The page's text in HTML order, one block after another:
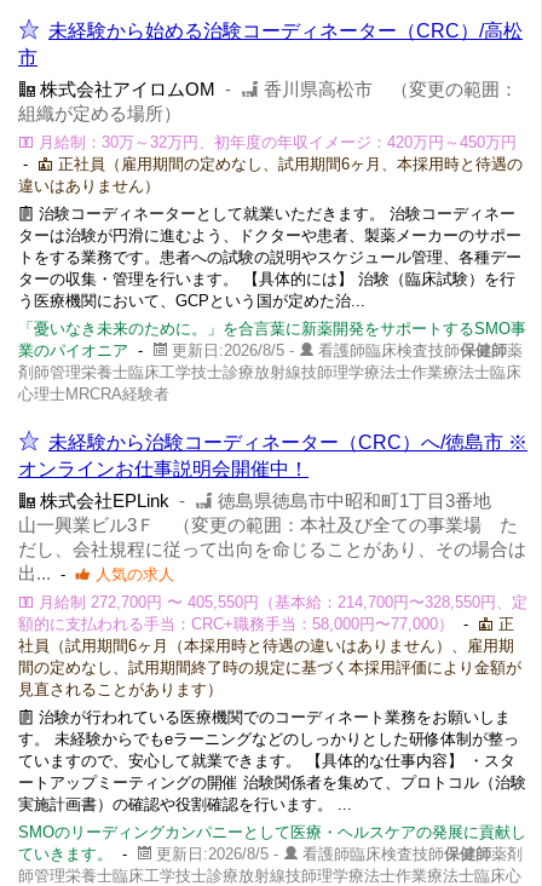
未経験から始める治験コーディネーター（CRC）/高松
市
株式会社アイロムOM -
香川県高松市 （変更の範囲：
組織が定める場所）
月給制：30万～32万円、初年度の年収イメージ：420万円～450万円
-
正社員（雇用期間の定めなし、試用期間6ヶ月、本採用時と待遇の
違いはありません）
治験コーディネーターとして就業いただきます。 治験コーディネー
ターは治験が円滑に進むよう、ドクターや患者、製薬メーカーのサポー
トをする業務です。患者への試験の説明やスケジュール管理、各種デー
ターの収集・管理を行います。 【具体的には】 治験（臨床試験）を行
う医療機関において、GCPという国が定めた治...
「憂いなき未来のために。」を合言葉に新薬開発をサポートするSMO事
業のパイオニア - 更新日:2026/8/5 - 看護師臨床検査技師保健師薬
剤師管理栄養士臨床工学技士診療放射線技師理学療法士作業療法士臨床
心理士MRCRA経験者
未経験から治験コーディネーター（CRC）へ/徳島市 ※
オンラインお仕事説明会開催中！
株式会社EPLink -
徳島県徳島市中昭和町1丁目3番地
山一興業ビル3Ｆ （変更の範囲：本社及び全ての事業場 た
だし、会社規程に従って出向を命じることがあり、その場合は
出... -
人気の求人
月給制 272,700円 〜 405,550円（基本給：214,700円〜328,550円、定
額的に支払われる手当：CRC+職務手当：58,000円〜77,000）
-
正
社員（試用期間6ヶ月（本採用時と待遇の違いはありません）、雇用期
間の定めなし、試用期間終了時の規定に基づく本採用評価により金額が
見直されることがあります）
治験が行われている医療機関でのコーディネート業務をお願いしま
す。 未経験からでもeラーニングなどのしっかりとした研修体制が整っ
ていますので、安心して就業できます。 【具体的な仕事内容】 ・スタ
ートアップミーティングの開催 治験関係者を集めて、プロトコル（治験
実施計画書）の確認や役割確認を行います。 ...
SMOのリーディングカンパニーとして医療・ヘルスケアの発展に貢献し
ていきます。
- 更新日:2026/8/5 - 看護師臨床検査技師保健師薬剤
師管理栄養士臨床工学技士診療放射線技師理学療法士作業療法士臨床心